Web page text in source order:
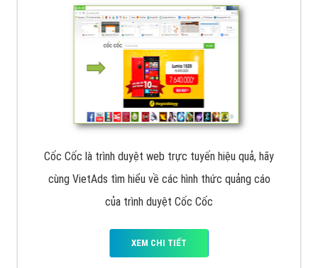
Cốc Cốc là trình duyệt web trực tuyến hiệu quả, hãy
cùng VietAds tìm hiểu về các hình thức quảng cáo
của trình duyệt Cốc Cốc
XEM CHI TIẾT